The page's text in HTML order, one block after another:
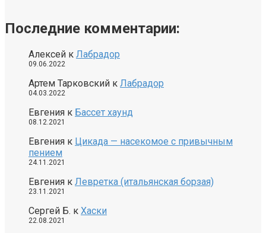
Последние комментарии:
Алексей к Лабрадор
09.06.2022
Артем Тарковский к Лабрадор
04.03.2022
Евгения к Бассет хаунд
08.12.2021
Евгения к Цикада — насекомое с привычным
пением
24.11.2021
Евгения к Левретка (итальянская борзая)
23.11.2021
Сергей Б. к Хаски
22.08.2021